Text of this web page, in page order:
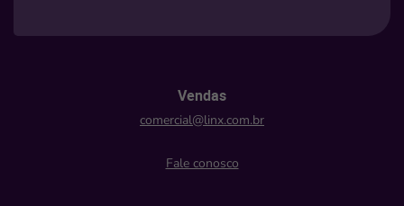
Vendas
comercial@linx.com.br
Fale conosco